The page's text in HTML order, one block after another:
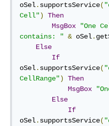
oSel. supportsService(
Cell")
Then
MsgBox
"One
contains: " & oSel.
Else
If
oSel. supportsService(
CellRange")
Then
MsgBox
Else
If
oSel. supportsService(